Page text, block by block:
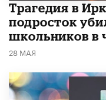
Трагедия в
подросток
школьников в
28 МАЯ